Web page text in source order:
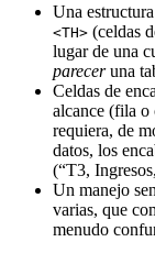
Una estructura
<TH> (celdas
lugar de una
pareceruna
Celdas de
alcance (fila o
requiera, de
datos, los
(“T3,
Un manejo
varias, que
menudo